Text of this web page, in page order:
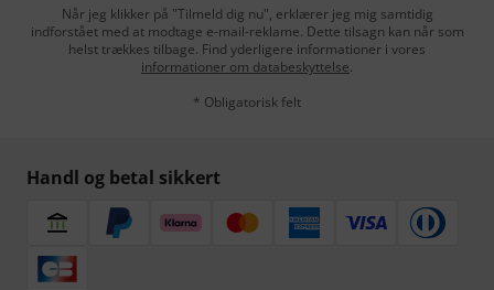
Når jeg klikker på "Tilmeld dig nu", erklærer jeg mig samtidig
indforstået med at modtage e-mail-reklame. Dette tilsagn kan når som
helst trækkes tilbage. Find yderligere informationer i vores
informationer om databeskyttelse.
* Obligatorisk felt
Handl og betal sikkert